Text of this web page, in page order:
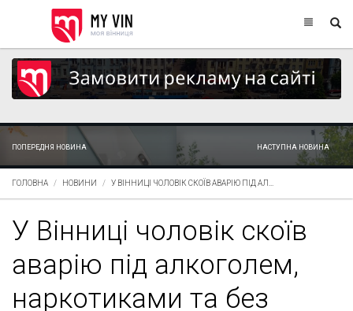
ПОПЕРЕДНЯ НОВИНА НАСТУПНА НОВИНА
ГОЛОВНА НОВИНИ У ВІННИЦІ ЧОЛОВІК СКОЇВ АВАРІЮ ПІД АЛ...
У Вінниці чоловік скоїв
аварію під алкоголем,
наркотиками та без